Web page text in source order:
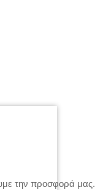
την προσφορά μας.